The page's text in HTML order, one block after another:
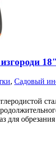
, Садовый
для обрезания